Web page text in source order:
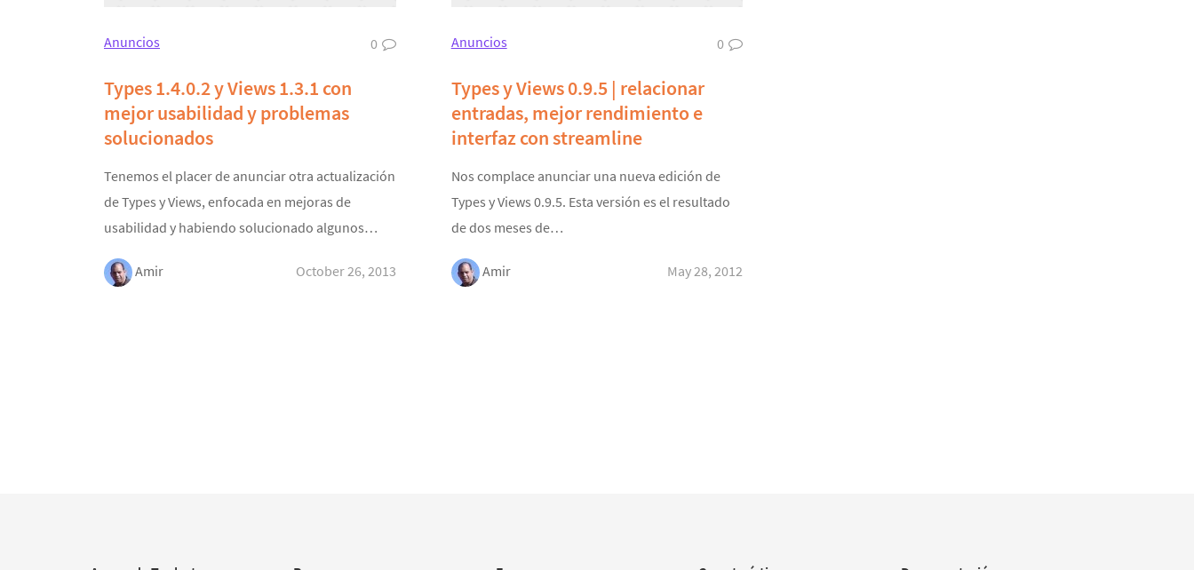
Anuncios 0
Types 1.4.0.2 y Views 1.3.1 con
mejor usabilidad y problemas
solucionados
Tenemos el placer de anunciar otra actualización
de Types y Views, enfocada en mejoras de
usabilidad y habiendo solucionado algunos…
Amir October 26, 2013
Anuncios 0
Types y Views 0.9.5 | relacionar
entradas, mejor rendimiento e
interfaz con streamline
Nos complace anunciar una nueva edición de
Types y Views 0.9.5. Esta versión es el resultado
de dos meses de…
Amir May 28, 2012